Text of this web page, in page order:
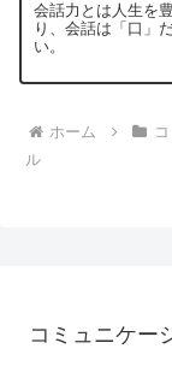
会話力とは人生を
り、会話は「口」
い。
ホーム
ル
コミュニケー